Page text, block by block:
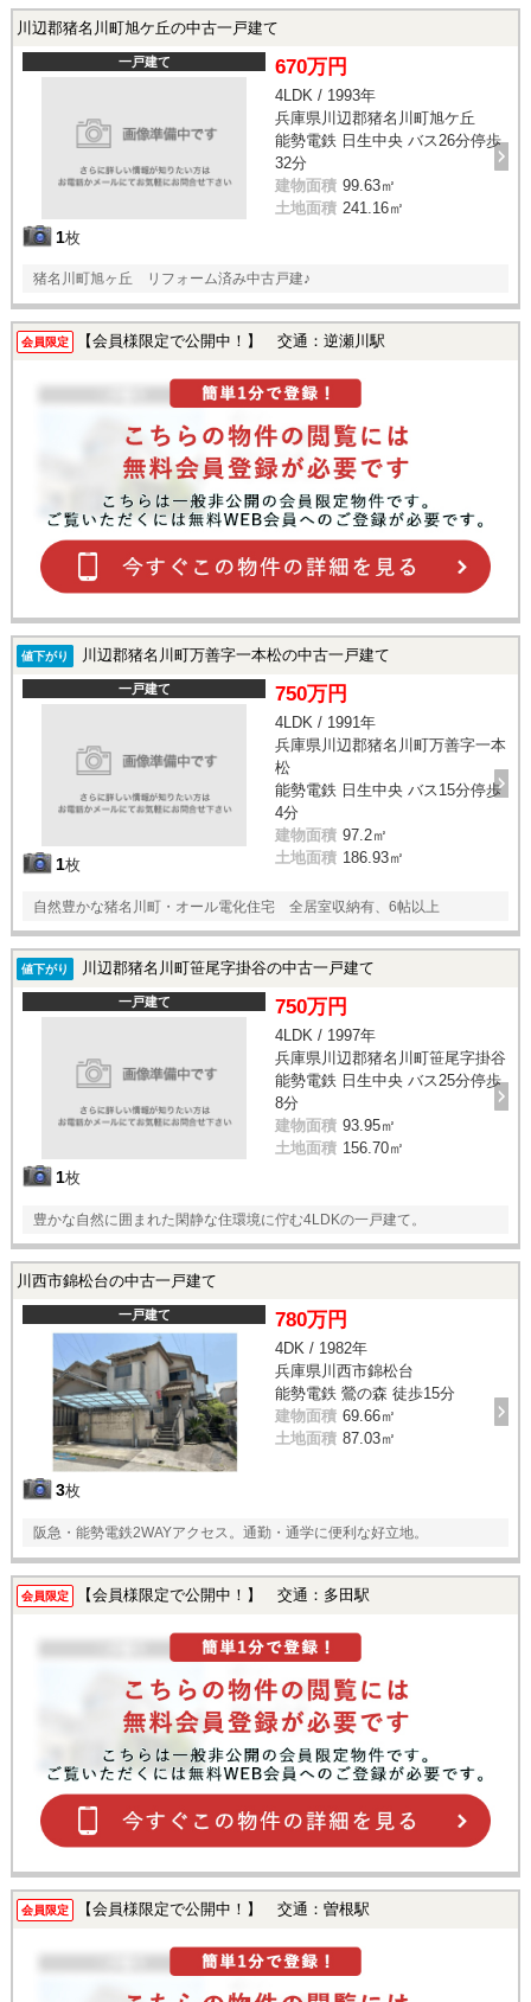
川辺郡猪名川町旭ケ丘の中古一戸建て
一戸建て
1枚
670万円
4LDK / 1993年
兵庫県川辺郡猪名川町旭ケ丘
能勢電鉄 日生中央 バス26分停歩
32分
建物面積 99.63㎡
土地面積 241.16㎡
猪名川町旭ヶ丘 リフォーム済み中古戸建♪
会員限定 【会員様限定で公開中！】 交通：逆瀬川駅
値下がり 川辺郡猪名川町万善字一本松の中古一戸建て
一戸建て
1枚
750万円
4LDK / 1991年
兵庫県川辺郡猪名川町万善字一本
松
能勢電鉄 日生中央 バス15分停歩
4分
建物面積 97.2㎡
土地面積 186.93㎡
自然豊かな猪名川町・オール電化住宅 全居室収納有、6帖以上
値下がり 川辺郡猪名川町笹尾字掛谷の中古一戸建て
一戸建て
1枚
750万円
4LDK / 1997年
兵庫県川辺郡猪名川町笹尾字掛谷
能勢電鉄 日生中央 バス25分停歩
8分
建物面積 93.95㎡
土地面積 156.70㎡
豊かな自然に囲まれた閑静な住環境に佇む4LDKの一戸建て。
川西市錦松台の中古一戸建て
一戸建て
3枚
780万円
4DK / 1982年
兵庫県川西市錦松台
能勢電鉄 鶯の森 徒歩15分
建物面積 69.66㎡
土地面積 87.03㎡
阪急・能勢電鉄2WAYアクセス。通勤・通学に便利な好立地。
会員限定 【会員様限定で公開中！】 交通：多田駅
会員限定 【会員様限定で公開中！】 交通：曽根駅